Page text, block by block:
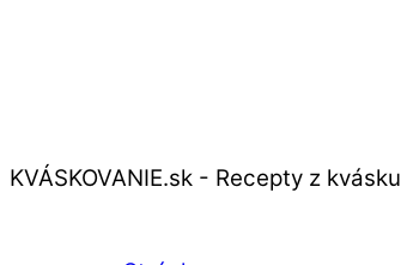
KVÁSKOVANIE.sk - Recepty z kvásku